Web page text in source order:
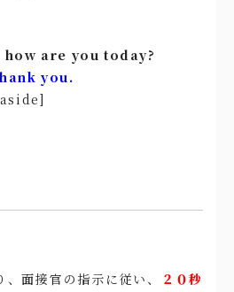
how are you today?
you.
面接官の指示に従い、 ２０秒